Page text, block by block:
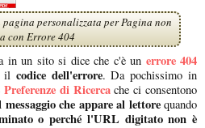
personalizzata per Pagina non
con Errore 404
in un sito si dice che c'è un errore 404
il codice dell'errore. Da pochissimo in
Preferenze di Ricercache ci consentono
che appare al lettorequando
o perché l'URL digitato non è